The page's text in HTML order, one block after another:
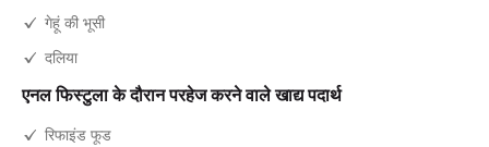
गेहूं की भूसी
दलिया
एनल फिस्टुला के दौरान परहेज करने वाले खाद्य पदार्थ
रिफाइंड फूड